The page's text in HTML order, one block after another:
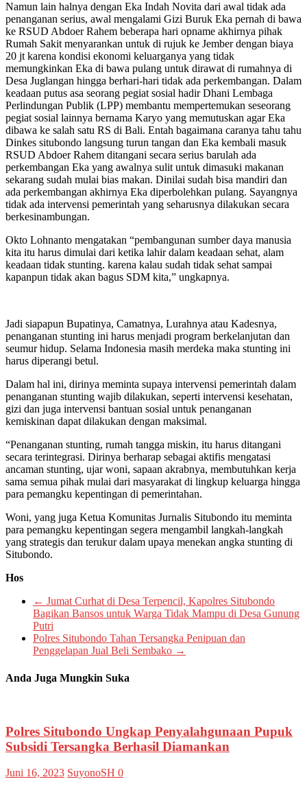
Namun lain halnya dengan Eka Indah Novita dari awal tidak ada
penanganan serius, awal mengalami Gizi Buruk Eka pernah di bawa
ke RSUD Abdoer Rahem beberapa hari opname akhirnya pihak
Rumah Sakit menyarankan untuk di rujuk ke Jember dengan biaya
20 jt karena kondisi ekonomi keluarganya yang tidak
memungkinkan Eka di bawa pulang untuk dirawat di rumahnya di
Desa Juglangan hingga berhari-hari tidak ada perkembangan. Dalam
keadaan putus asa seorang pegiat sosial hadir Dhani Lembaga
Perlindungan Publik (LPP) membantu mempertemukan seseorang
pegiat sosial lainnya bernama Karyo yang memutuskan agar Eka
dibawa ke salah satu RS di Bali. Entah bagaimana caranya tahu tahu
Dinkes situbondo langsung turun tangan dan Eka kembali masuk
RSUD Abdoer Rahem ditangani secara serius barulah ada
perkembangan Eka yang awalnya sulit untuk dimasuki makanan
sekarang sudah mulai bias makan. Dinilai sudah bisa mandiri dan
ada perkembangan akhirnya Eka diperbolehkan pulang. Sayangnya
tidak ada intervensi pemerintah yang seharusnya dilakukan secara
berkesinambungan.
Okto Lohnanto mengatakan “pembangunan sumber daya manusia
kita itu harus dimulai dari ketika lahir dalam keadaan sehat, alam
keadaan tidak stunting. karena kalau sudah tidak sehat sampai
kapanpun tidak akan bagus SDM kita,” ungkapnya.
Jadi siapapun Bupatinya, Camatnya, Lurahnya atau Kadesnya,
penanganan stunting ini harus menjadi program berkelanjutan dan
seumur hidup. Selama Indonesia masih merdeka maka stunting ini
harus diperangi betul.
Dalam hal ini, dirinya meminta supaya intervensi pemerintah dalam
penanganan stunting wajib dilakukan, seperti intervensi kesehatan,
gizi dan juga intervensi bantuan sosial untuk penanganan
kemiskinan dapat dilakukan dengan maksimal.
“Penanganan stunting, rumah tangga miskin, itu harus ditangani
secara terintegrasi. Dirinya berharap sebagai aktifis mengatasi
ancaman stunting, ujar woni, sapaan akrabnya, membutuhkan kerja
sama semua pihak mulai dari masyarakat di lingkup keluarga hingga
para pemangku kepentingan di pemerintahan.
Woni, yang juga Ketua Komunitas Jurnalis Situbondo itu meminta
para pemangku kepentingan segera mengambil langkah-langkah
yang strategis dan terukur dalam upaya menekan angka stunting di
Situbondo.
Hos
← Jumat Curhat di Desa Terpencil, Kapolres Situbondo
Bagikan Bansos untuk Warga Tidak Mampu di Desa Gunung
Putri
Polres Situbondo Tahan Tersangka Penipuan dan
Penggelapan Jual Beli Sembako →
Anda Juga Mungkin Suka
Polres Situbondo Ungkap Penyalahgunaan Pupuk
Subsidi Tersangka Berhasil Diamankan
Juni 16, 2023 SuyonoSH 0